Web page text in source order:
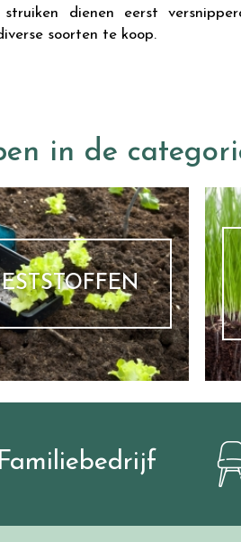
dienen eerst
soorten te koop.
in de
Familiebedrijf